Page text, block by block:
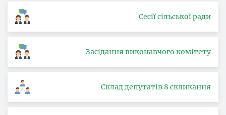
Сесії сільської ради
Засідання виконавчого комітету
Склад депутатів 8 скликання